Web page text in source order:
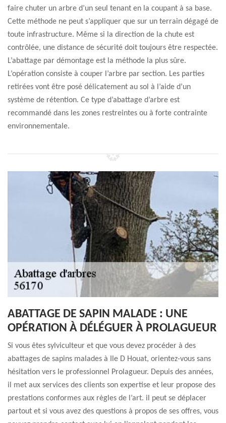
faire chuter un arbre d’un seul tenant en la coupant à sa base.
Cette méthode ne peut s’appliquer que sur un terrain dégagé de
toute infrastructure. Même si la direction de la chute est
contrôlée, une distance de sécurité doit toujours être respectée.
L’abattage par démontage est la méthode la plus sûre.
L’opération consiste à couper l’arbre par section. Les parties
retirées vont être posé délicatement au sol à l’aide d’un
système de rétention. Ce type d’abattage d’arbre est
recommandé dans les zones restreintes ou à forte contrainte
environnementale.
ABATTAGE DE SAPIN MALADE : UNE
OPÉRATION À DÉLÉGUER À PROLAGUEUR
Si vous êtes sylviculteur et que vous devez procéder à des
abattages de sapins malades à Ile D Houat, orientez-vous sans
hésitation vers le professionnel Prolagueur. Depuis des années,
il met aux services des clients son expertise et leur propose des
prestations conformes aux règles de l’art. il peut se déplacer
partout et si vous avez des questions à propos de ses offres, vous